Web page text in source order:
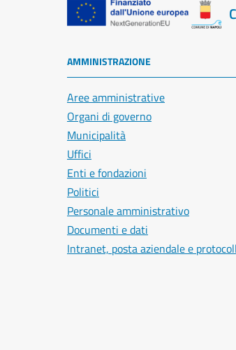
AMMINISTRAZIONE
Aree amministrative
Organi di governo
Municipalità
Uffici
Enti e fondazioni
Politici
Personale amministrativo
Documenti e dati
Intranet, posta aziendale e